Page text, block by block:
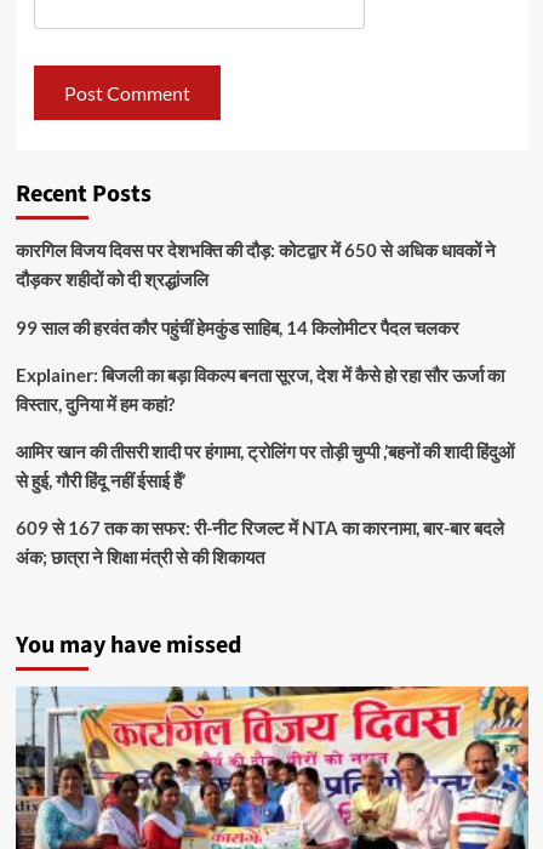
Recent Posts
कारगिल विजय दिवस पर देशभक्ति की दौड़: कोटद्वार में 650 से अधिक धावकों ने
दौड़कर शहीदों को दी श्रद्धांजलि
99 साल की हरवंत कौर पहुंचीं हेमकुंड साहिब, 14 किलोमीटर पैदल चलकर
Explainer: बिजली का बड़ा विकल्प बनता सूरज, देश में कैसे हो रहा सौर ऊर्जा का
विस्तार, दुनिया में हम कहां?
आमिर खान की तीसरी शादी पर हंगामा, ट्रोलिंग पर तोड़ी चुप्पी ,’बहनों की शादी हिंदुओं
से हुई, गौरी हिंदू नहीं ईसाई हैं’
609 से 167 तक का सफर: री-नीट रिजल्ट में NTA का कारनामा, बार-बार बदले
अंक; छात्रा ने शिक्षा मंत्री से की शिकायत
You may have missed